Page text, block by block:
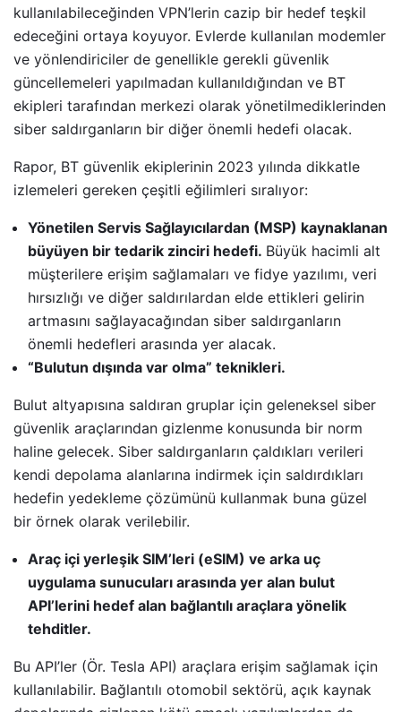
kullanılabileceğinden VPN’lerin cazip bir hedef teşkil
edeceğini ortaya koyuyor. Evlerde kullanılan modemler
ve yönlendiriciler de genellikle gerekli güvenlik
güncellemeleri yapılmadan kullanıldığından ve BT
ekipleri tarafından merkezi olarak yönetilmediklerinden
siber saldırganların bir diğer önemli hedefi olacak.
Rapor, BT güvenlik ekiplerinin 2023 yılında dikkatle
izlemeleri gereken çeşitli eğilimleri sıralıyor:
Yönetilen Servis Sağlayıcılardan (MSP) kaynaklanan
büyüyen bir tedarik zinciri hedefi. Büyük hacimli alt
müşterilere erişim sağlamaları ve fidye yazılımı, veri
hırsızlığı ve diğer saldırılardan elde ettikleri gelirin
artmasını sağlayacağından siber saldırganların
önemli hedefleri arasında yer alacak.
“Bulutun dışında var olma” teknikleri.
Bulut altyapısına saldıran gruplar için geleneksel siber
güvenlik araçlarından gizlenme konusunda bir norm
haline gelecek. Siber saldırganların çaldıkları verileri
kendi depolama alanlarına indirmek için saldırdıkları
hedefin yedekleme çözümünü kullanmak buna güzel
bir örnek olarak verilebilir.
Araç içi yerleşik SIM’leri (eSIM) ve arka uç
uygulama sunucuları arasında yer alan bulut
API’lerini hedef alan bağlantılı araçlara yönelik
tehditler.
Bu API’ler (Ör. Tesla API) araçlara erişim sağlamak için
kullanılabilir. Bağlantılı otomobil sektörü, açık kaynak